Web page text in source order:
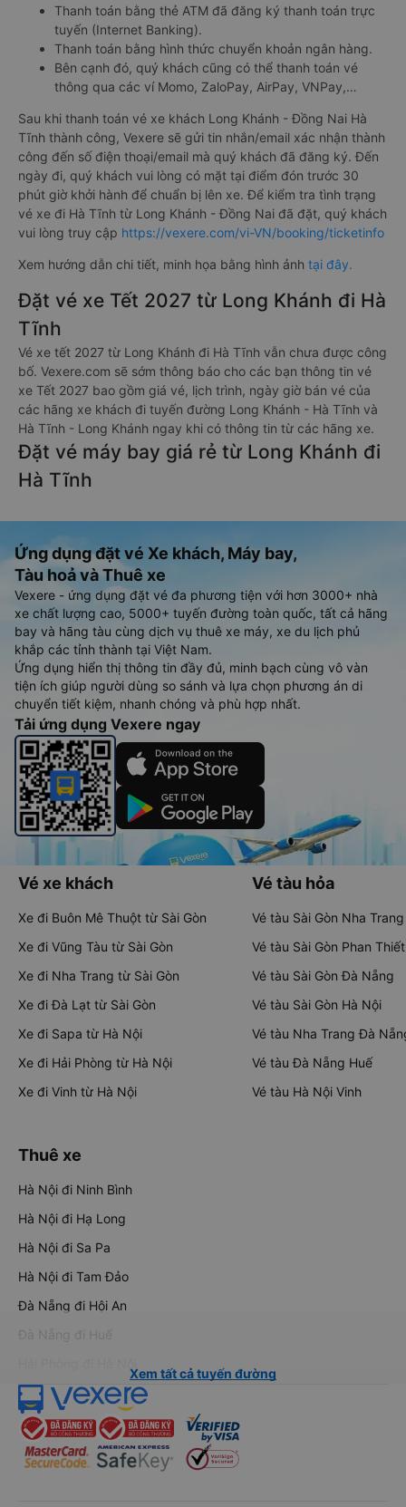
Thanh toán bằng thẻ ATM đã đăng ký thanh toán trực
tuyến (Internet Banking).
Thanh toán bằng hình thức chuyển khoản ngân hàng.
Bên cạnh đó, quý khách cũng có thể thanh toán vé
thông qua các ví Momo, ZaloPay, AirPay, VNPay,…
Sau khi thanh toán vé xe khách Long Khánh - Đồng Nai Hà
Tĩnh thành công, Vexere sẽ gửi tin nhắn/email xác nhận thành
công đến số điện thoại/email mà quý khách đã đăng ký. Đến
ngày đi, quý khách vui lòng có mặt tại điểm đón trước 30
phút giờ khởi hành để chuẩn bị lên xe. Để kiểm tra tình trạng
vé xe đi Hà Tĩnh từ Long Khánh - Đồng Nai đã đặt, quý khách
vui lòng truy cập https://vexere.com/vi-VN/booking/ticketinfo
Xem hướng dẫn chi tiết, minh họa bằng hình ảnh tại đây.
Đặt vé xe Tết 2027 từ Long Khánh đi Hà
Tĩnh
Vé xe tết 2027 từ Long Khánh đi Hà Tĩnh vẫn chưa được công
bố. Vexere.com sẽ sớm thông báo cho các bạn thông tin vé
xe Tết 2027 bao gồm giá vé, lịch trình, ngày giờ bán vé của
các hãng xe khách đi tuyến đường Long Khánh - Hà Tĩnh và
Hà Tĩnh - Long Khánh ngay khi có thông tin từ các hãng xe.
Đặt vé máy bay giá rẻ từ Long Khánh đi
Hà Tĩnh
Ứng dụng đặt vé Xe khách, Máy bay,
Tàu hoả và Thuê xe
Vexere - ứng dụng đặt vé đa phương tiện với hơn 3000+ nhà
xe chất lượng cao, 5000+ tuyến đường toàn quốc, tất cả hãng
bay và hãng tàu cùng dịch vụ thuê xe máy, xe du lịch phủ
khắp các tỉnh thành tại Việt Nam.
Ứng dụng hiển thị thông tin đầy đủ, minh bạch cùng vô vàn
tiện ích giúp người dùng so sánh và lựa chọn phương án di
chuyển tiết kiệm, nhanh chóng và phù hợp nhất.
Tải ứng dụng Vexere ngay
Vé xe khách
Xe đi Buôn Mê Thuột từ Sài Gòn
Xe đi Vũng Tàu từ Sài Gòn
Xe đi Nha Trang từ Sài Gòn
Xe đi Đà Lạt từ Sài Gòn
Xe đi Sapa từ Hà Nội
Xe đi Hải Phòng từ Hà Nội
Xe đi Vinh từ Hà Nội
Vé tàu hỏa
Vé tàu Sài Gòn Nha Trang
Vé tàu Sài Gòn Phan Thiết
Vé tàu Sài Gòn Đà Nẵng
Vé tàu Sài Gòn Hà Nội
Vé tàu Nha Trang Đà
Vé tàu Đà Nẵng Huế
Vé tàu Hà Nội Vinh
Thuê xe
Hà Nội đi Ninh Bình
Hà Nội đi Hạ Long
Hà Nội đi Sa Pa
Hà Nội đi Tam Đảo
Đà Nẵng đi Hội An
Đà Nẵng đi Huế
Xem tất cả tuyến đường